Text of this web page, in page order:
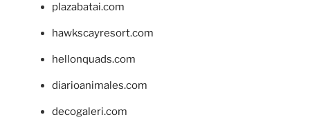
plazabatai.com
hawkscayresort.com
hellonquads.com
diarioanimales.com
decogaleri.com